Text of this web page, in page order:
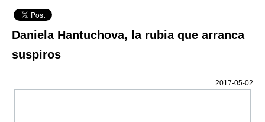
Daniela Hantuchova, la rubia que arranca
suspiros
2017-05-02